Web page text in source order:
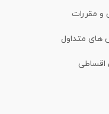
و مقررات
متداول